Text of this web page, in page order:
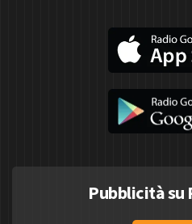
Pubblicità su